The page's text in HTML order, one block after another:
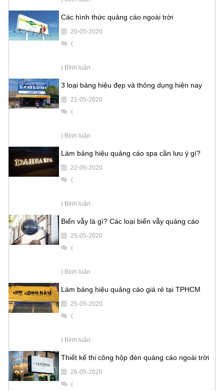
Các hình thức quảng cáo ngoài trời
20-05-2020
(
) Bình luận
3 loại bảng hiệu đẹp và thông dụng hiện nay
21-05-2020
(
) Bình luận
Làm bảng hiệu quảng cáo spa cần lưu ý gì?
22-05-2020
(
) Bình luận
Biển vẫy là gì? Các loại biển vẫy quảng cáo
25-05-2020
(
) Bình luận
Làm bảng hiệu quảng cáo giá rẻ tại TPHCM
25-05-2020
(
) Bình luận
Thiết kế thi công hộp đèn quảng cáo ngoài trời
26-05-2020
(